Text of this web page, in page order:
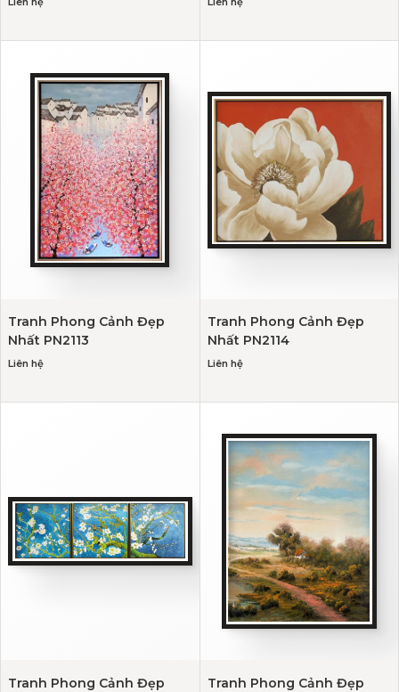
Tranh Phong Cảnh Đẹp
Nhất PN2113
Liên hệ
Tranh Phong Cảnh Đẹp
Nhất PN2114
Liên hệ
Tranh Phong Cảnh Đẹp
Tranh Phong Cảnh Đẹp